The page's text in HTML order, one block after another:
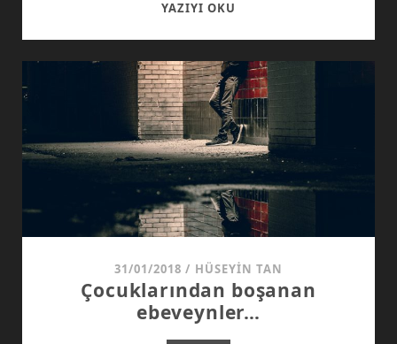
YAZIYI OKU
31/01/2018 / HÜSEYIN TAN
Çocuklarından boşanan
ebeveynler…